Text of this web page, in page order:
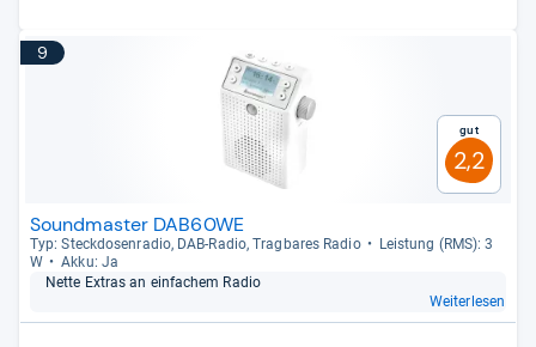
9
Gut
2,2
Soundmaster DAB60WE
Typ: Steck­do­sen­ra­dio, DAB-​Radio, Trag­ba­res Radio
Leis­tung (RMS): 3
W
Akku: Ja
Nette Extras an ein­fa­chem Radio
Weiterlesen